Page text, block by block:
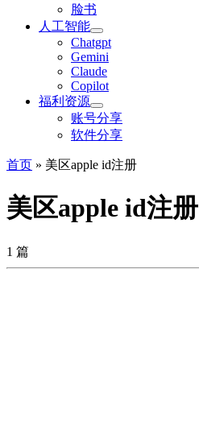
脸书
人工智能
Chatgpt
‎Gemini
Claude
Copilot
福利资源
账号分享
软件分享
首页 » 美区apple id注册
美区apple id注册
1 篇